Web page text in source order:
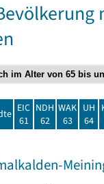
EIC
61
NDH
62
WAK
63
UH
64